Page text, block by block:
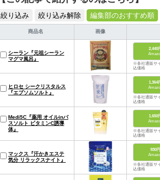
絞り込み 絞り込み解除 編集部のおすすめ順
商品名 画像
シーラン『元祖シーラン
マグマ風呂』
2,440
※各社通販サ
込価格
ヒロセ シークリスタルス
『エプソムソルト』
1,364
※各社通販サ
込価格
Medi5C『薬用 オイルinバ
スソルト ビタミンC誘導
体』
1,650
※各社通販サ
込価格
マックス『汗かきエステ
気分 リラックスナイト』
930円
※各社通販サ
込価格